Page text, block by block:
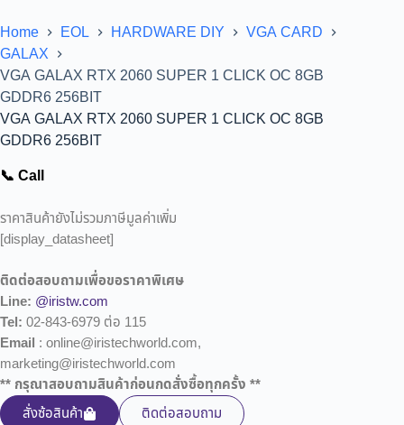
Home EOL HARDWARE DIY
VGA CARD
GALAX
VGA GALAX RTX 2060 SUPER 1 CLICK OC 8GB
GDDR6 256BIT
VGA GALAX RTX 2060 SUPER 1 CLICK OC 8GB
GDDR6 256BIT
📞 Call
ราคาสินค้ายังไม่รวมภาษีมูลค่าเพิ่ม
[display_datasheet]
ติดต่อสอบถามเพื่อขอราคาพิเศษ
Line: @iristw.com
Tel: 02-843-6979 ต่อ 115
Email : online@iristechworld.com,
marketing@iristechworld.com
** กรุณาสอบถามสินค้าก่อนกดสั่งซื้อทุกครั้ง **
สั่งซ้อสินค้า
ติดต่อสอบถาม